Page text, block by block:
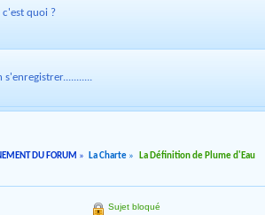
quoi ?
s'enregistrer...........
DU FORUM » La Charte » La Définition de Plume d'Eau
Sujet bloqué